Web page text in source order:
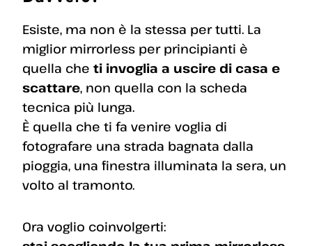
Esiste, ma non è la stessa per tutti. La
miglior mirrorless per principianti è
quella che ti invoglia a uscire di casa e
scattare, non quella con la scheda
tecnica più lunga.
È quella che ti fa venire voglia di
fotografare una strada bagnata dalla
pioggia, una finestra illuminata la sera, un
volto al tramonto.
Ora voglio coinvolgerti: